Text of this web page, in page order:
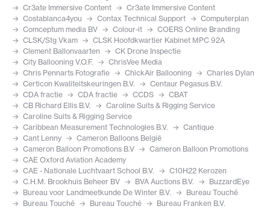
Cr3ate Immersive Content
Cr3ate Immersive Content
Costablanca4you
Contax Technical Support
Computerplan
Comceptum media BV
Colour-it
COERS Online Branding
CLSK/Stg Vkam
CLSK Hoofdkwartier Kabinet MPC 92A
Clement Ballonvaarten
CK Drone Inspectie
City Ballooning V.O.F.
ChrisVee Media
Chris Pennarts Fotografie
ChickAir Ballooning
Charles Dylan
Certicon Kwaliteitskeuringen B.V.
Centaur Pegasus B.V.
CDA fractie
CDA fractie CCDS
CBAT
CB Richard Ellis B.V.
Caroline Suits & Rigging Service
Caroline Suits & Rigging Service
Caribbean Measurement Technologies B.V.
Cantique
Cant Lenny
Cameron Balloons België
Cameron Balloon Promotions B.V
Cameron Balloon Promotions
CAE Oxford Aviation Academy
CAE - Nationale Luchtvaart School B.V.
C10H22 Kerozen
C.H.M. Brookhuis Beheer BV
BVA Auctions B.V.
BuzzardEye
Bureau voor Landmeetkunde De Winter B.V.
Bureau Touché
Bureau Touché
Bureau Touché
Bureau Franken B.V.